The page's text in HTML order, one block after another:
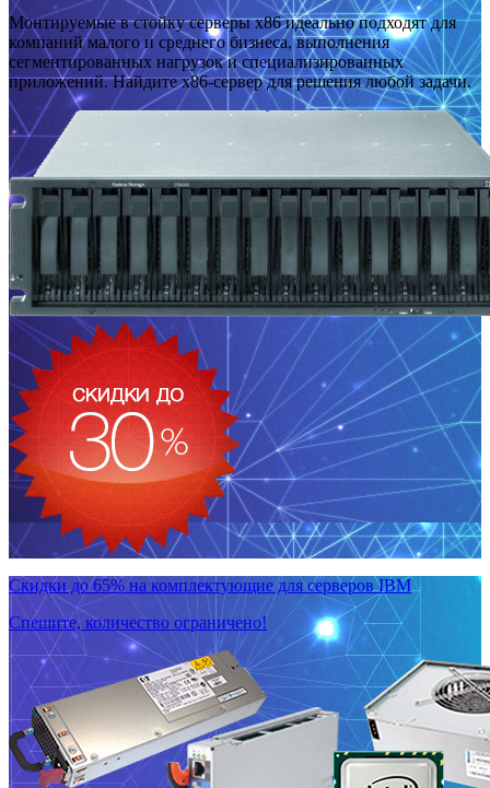
Монтируемые в стойку серверы x86 идеально подходят для
компаний малого и среднего бизнеса, выполнения
сегментированных нагрузок и специализированных
приложений. Найдите x86-сервер для решения любой задачи.
Скидки до 65% на комплектующие для серверов IBM
Спешите, количество ограничено!